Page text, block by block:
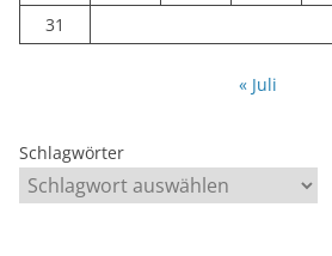
31
« Juli
Schlagwörter